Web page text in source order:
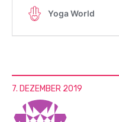
7. DEZEMBER 2019